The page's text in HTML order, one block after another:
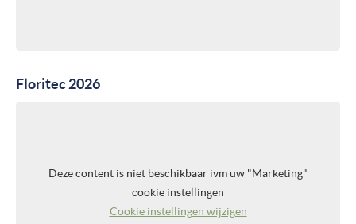
Floritec 2026
Deze content is niet beschikbaar ivm uw "Marketing"
cookie instellingen
Cookie instellingen wijzigen